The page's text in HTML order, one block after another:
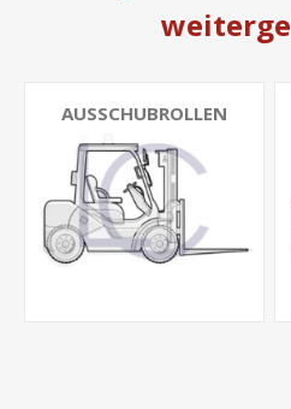
AUSSCHUBROLLEN